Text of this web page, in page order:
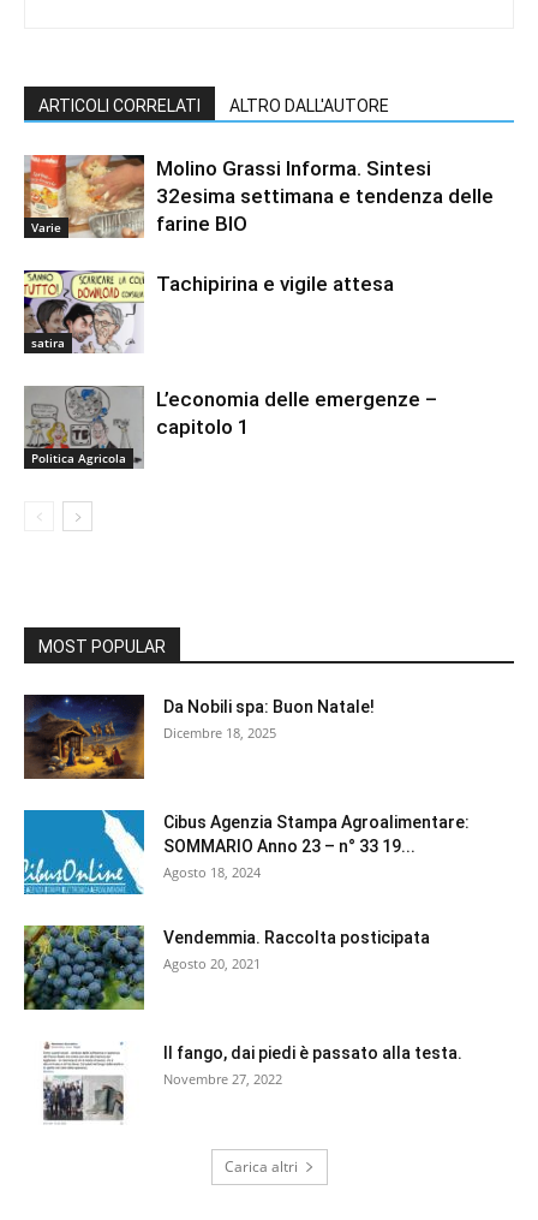
ARTICOLI CORRELATI ALTRO DALL'AUTORE
Varie
Molino Grassi Informa. Sintesi
32esima settimana e tendenza delle
farine BIO
satira
Tachipirina e vigile attesa
Politica Agricola
L’economia delle emergenze –
capitolo 1
MOST POPULAR
Da Nobili spa: Buon Natale!
Dicembre 18, 2025
Cibus Agenzia Stampa Agroalimentare:
SOMMARIO Anno 23 – n° 33 19...
Agosto 18, 2024
Vendemmia. Raccolta posticipata
Agosto 20, 2021
Il fango, dai piedi è passato alla testa.
Novembre 27, 2022
Carica altri